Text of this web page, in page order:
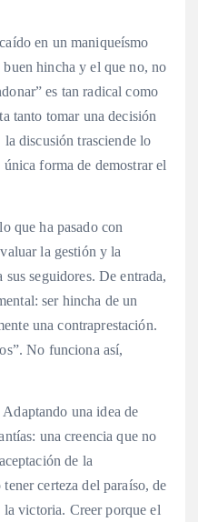
en un maniqueísmo
buen hincha y el que no, no
es tan radical como
tanto tomar una decisión
la discusión trasciende lo
forma de demostrar el
que ha pasado con
la gestión y la
seguidores. De entrada,
ser hincha de un
una contraprestación.
No funciona así,
una idea de
una creencia que no
de la
certeza del paraíso, de
la victoria. Creer porque el